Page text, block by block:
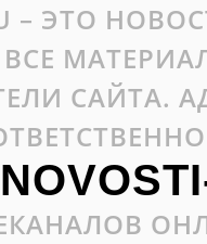
– ЭТО
САЙТА.